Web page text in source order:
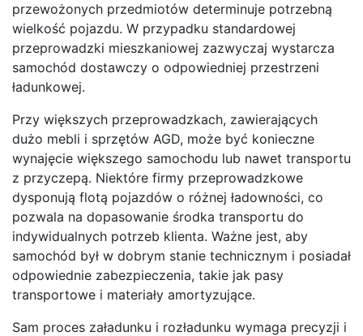
przewożonych przedmiotów determinuje potrzebną
wielkość pojazdu. W przypadku standardowej
przeprowadzki mieszkaniowej zazwyczaj wystarcza
samochód dostawczy o odpowiedniej przestrzeni
ładunkowej.
Przy większych przeprowadzkach, zawierających
dużo mebli i sprzętów AGD, może być konieczne
wynajęcie większego samochodu lub nawet transportu
z przyczepą. Niektóre firmy przeprowadzkowe
dysponują flotą pojazdów o różnej ładowności, co
pozwala na dopasowanie środka transportu do
indywidualnych potrzeb klienta. Ważne jest, aby
samochód był w dobrym stanie technicznym i posiadał
odpowiednie zabezpieczenia, takie jak pasy
transportowe i materiały amortyzujące.
Sam proces załadunku i rozładunku wymaga precyzji i